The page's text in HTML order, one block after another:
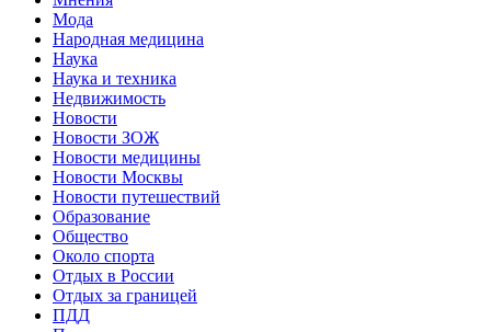
Мода
Народная медицина
Наука
Наука и техника
Недвижимость
Новости
Новости ЗОЖ
Новости медицины
Новости Москвы
Новости путешествий
Образование
Общество
Около спорта
Отдых в России
Отдых за границей
ПДД